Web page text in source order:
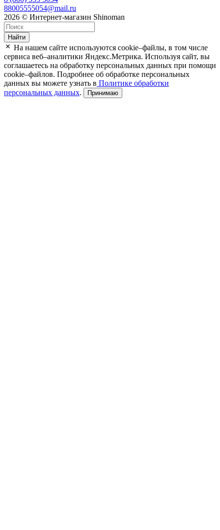
88005555054@mail.ru
2026 © Интернет-магазин Shinoman
Найти
На нашем сайте используются cookie–файлы, в том числе
сервиса веб–аналитики Яндекс.Метрика. Используя сайт, вы
соглашаетесь на обработку персональных данных при помощи
cookie–файлов. Подробнее об обработке персональных
данных вы можете узнать в Политике обработки
персональных данных. Принимаю